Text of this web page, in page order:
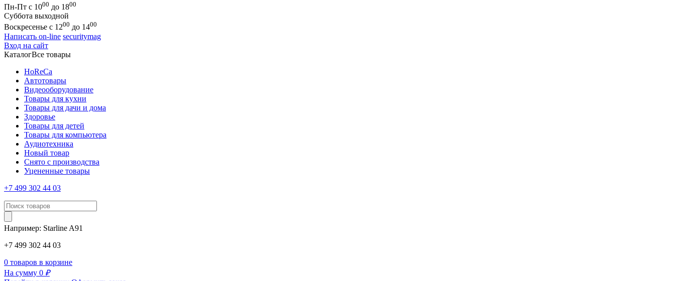
Пн-Пт с 1000 до 1800
Суббота выходной
Воскресенье с 1200 до 1400
Написать on-line securitymag
Вход на сайт
КаталогВсе товары
HoReCa
Автотовары
Видеооборудование
Товары для кухни
Товары для дачи и дома
Здоровье
Товары для детей
Товары для компьютера
Аудиотехника
Новый товар
Снято с производства
Уцененные товары
+7 499 302 44 03
Например: Starline A91
+7 499 302 44 03
0 товаров в корзине
На сумму 0 ₽